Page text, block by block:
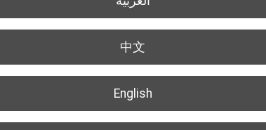
中文
English